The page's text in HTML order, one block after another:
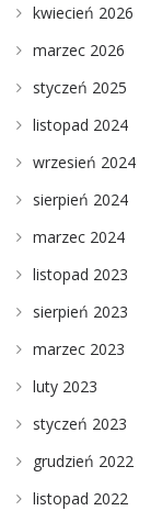
kwiecień 2026
marzec 2026
styczeń 2025
listopad 2024
wrzesień 2024
sierpień 2024
marzec 2024
listopad 2023
sierpień 2023
marzec 2023
luty 2023
styczeń 2023
grudzień 2022
listopad 2022